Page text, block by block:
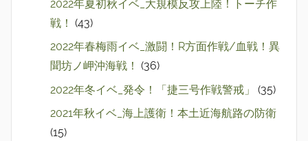
2022年夏初秋イベ_大規模反攻上陸！トーチ作
戦！ (43)
2022年春梅雨イベ_激闘！R方面作戦/血戦！異
聞坊ノ岬沖海戦！ (36)
2022年冬イベ_発令！「捷三号作戦警戒」
(35)
2021年秋イベ_海上護衛！本土近海航路の防衛
(15)